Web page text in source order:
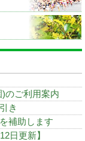
)のご利用案内
き
補助します
日更新】